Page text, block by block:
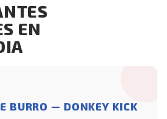
EN
BURRO — DONKEY KICK